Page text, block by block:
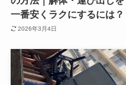
一番安くラクにするには？
2026年3月4日